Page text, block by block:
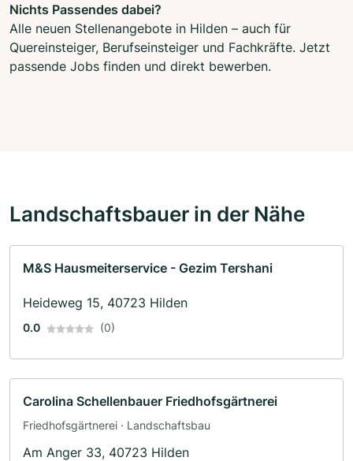
Nichts Passendes dabei?
Alle neuen Stellenangebote in Hilden – auch für
Quereinsteiger, Berufseinsteiger und Fachkräfte. Jetzt
passende Jobs finden und direkt bewerben.
Landschaftsbauer in der Nähe
M&S Hausmeiterservice - Gezim Tershani
Heideweg 15, 40723 Hilden
0.0 (0)
Carolina Schellenbauer Friedhofsgärtnerei
Friedhofsgärtnerei · Landschaftsbau
Am Anger 33, 40723 Hilden